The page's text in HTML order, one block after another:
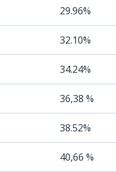
29.96%
32.10%
34.24%
36,38 %
38.52%
40,66 %